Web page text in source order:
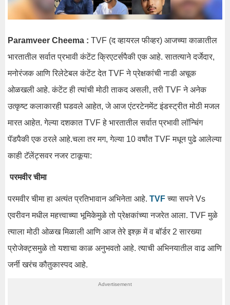
Paramveer Cheema : TVF (द व्हायरल फीव्हर) आजच्या काळातील
भारतातील सर्वात प्रभावी कंटेंट क्रिएटर्सपैकी एक आहे. सातत्याने दर्जेदार,
मनोरंजक आणि रिलेटेबल कंटेंट देत TVF ने प्रेक्षकांची नाडी अचूक
ओळखली आहे. कंटेंट ही त्यांची मोठी ताकद असली, तरी TVF ने अनेक
उत्कृष्ट कलाकारही घडवले आहेत, जे आज एंटरटेनमेंट इंडस्ट्रीत मोठी मजल
मारत आहेत. गेल्या दशकात TVF हे भारतातील सर्वात प्रभावी लॉन्चिंग
पॅडपैकी एक ठरले आहे.चला तर मग, गेल्या 10 वर्षांत TVF मधून पुढे आलेल्या
काही टॅलेंट्सवर नजर टाकूया:
परमवीर चीमा
परमवीर चीमा हा अत्यंत प्रतिभावान अभिनेता आहे. TVF च्या सपने Vs
एवरीवन मधील महत्त्वाच्या भूमिकेमुळे तो प्रेक्षकांच्या नजरेत आला. TVF मुळे
त्याला मोठी ओळख मिळाली आणि आज तेरे इश्क़ में व बॉर्डर 2 सारख्या
प्रोजेक्ट्समुळे तो यशाचा काळ अनुभवतो आहे. त्याची अभिनयातील वाढ आणि
जर्नी खरंच कौतुकास्पद आहे.